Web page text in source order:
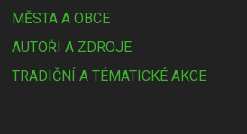
MĚSTA A OBCE
AUTOŘI A ZDROJE
TRADIČNÍ A TÉMATICKÉ AKCE